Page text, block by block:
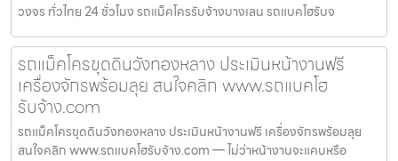
วงจร ทั่วไทย 24 ชั่วโมง รถแม็คโครรับจ้างบางเลน รถแบคโฮรับจ
รถแม็คโครขุดดินวังทองหลาง ประเมินหน้างานฟรี
เครื่องจักรพร้อมลุย สนใจคลิก www.รถแบคโฮ
รับจ้าง.com
รถแม็คโครขุดดินวังทองหลาง ประเมินหน้างานฟรี เครื่องจักรพร้อมลุย
สนใจคลิก www.รถแบคโฮรับจ้าง.com — ไม่ว่าหน้างานจะแคบหรือ